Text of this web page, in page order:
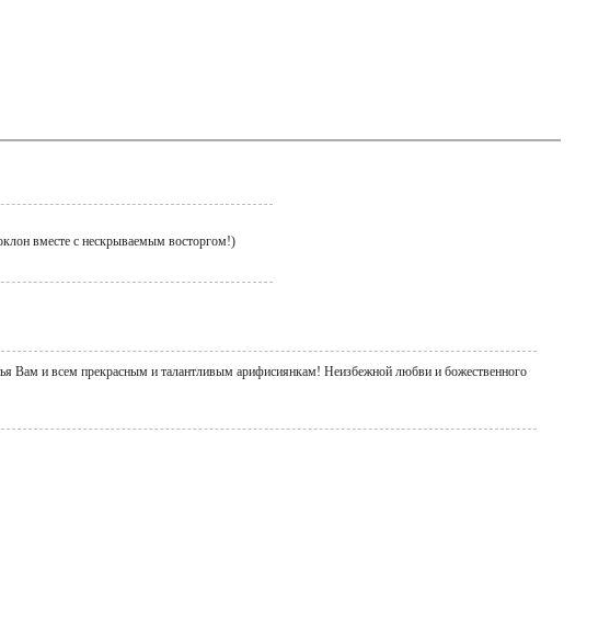
вместе с нескрываемым восторгом!)
Вам и всем прекрасным и талантливым арифисиянкам! Неизбежной любви и божественного